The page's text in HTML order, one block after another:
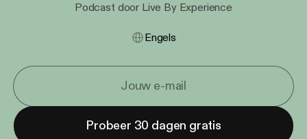
Podcast door Live By Experience
Engels
Probeer 30 dagen gratis